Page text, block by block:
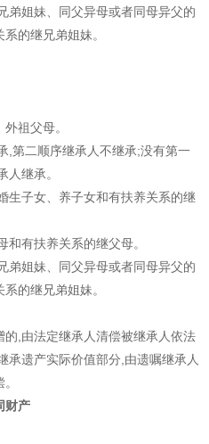
弟姐妹、同父异母或者同母异父的
的继兄弟姐妹。
祖父母。
,第二顺序继承人不继承;没有第一
人继承。
生子女、养子女和有扶养关系的继
有扶养关系的继父母。
弟姐妹、同父异母或者同母异父的
的继兄弟姐妹。
,由法定继承人清偿被继承人依法
承遗产实际价值部分,由遗嘱继承人
财产